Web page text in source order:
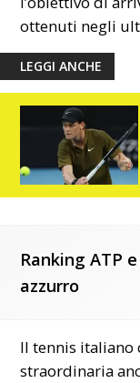
ottenuti negli
LEGGI ANCHE
Ranking ATP
azzurro
Il tennis italiano
straordinaria